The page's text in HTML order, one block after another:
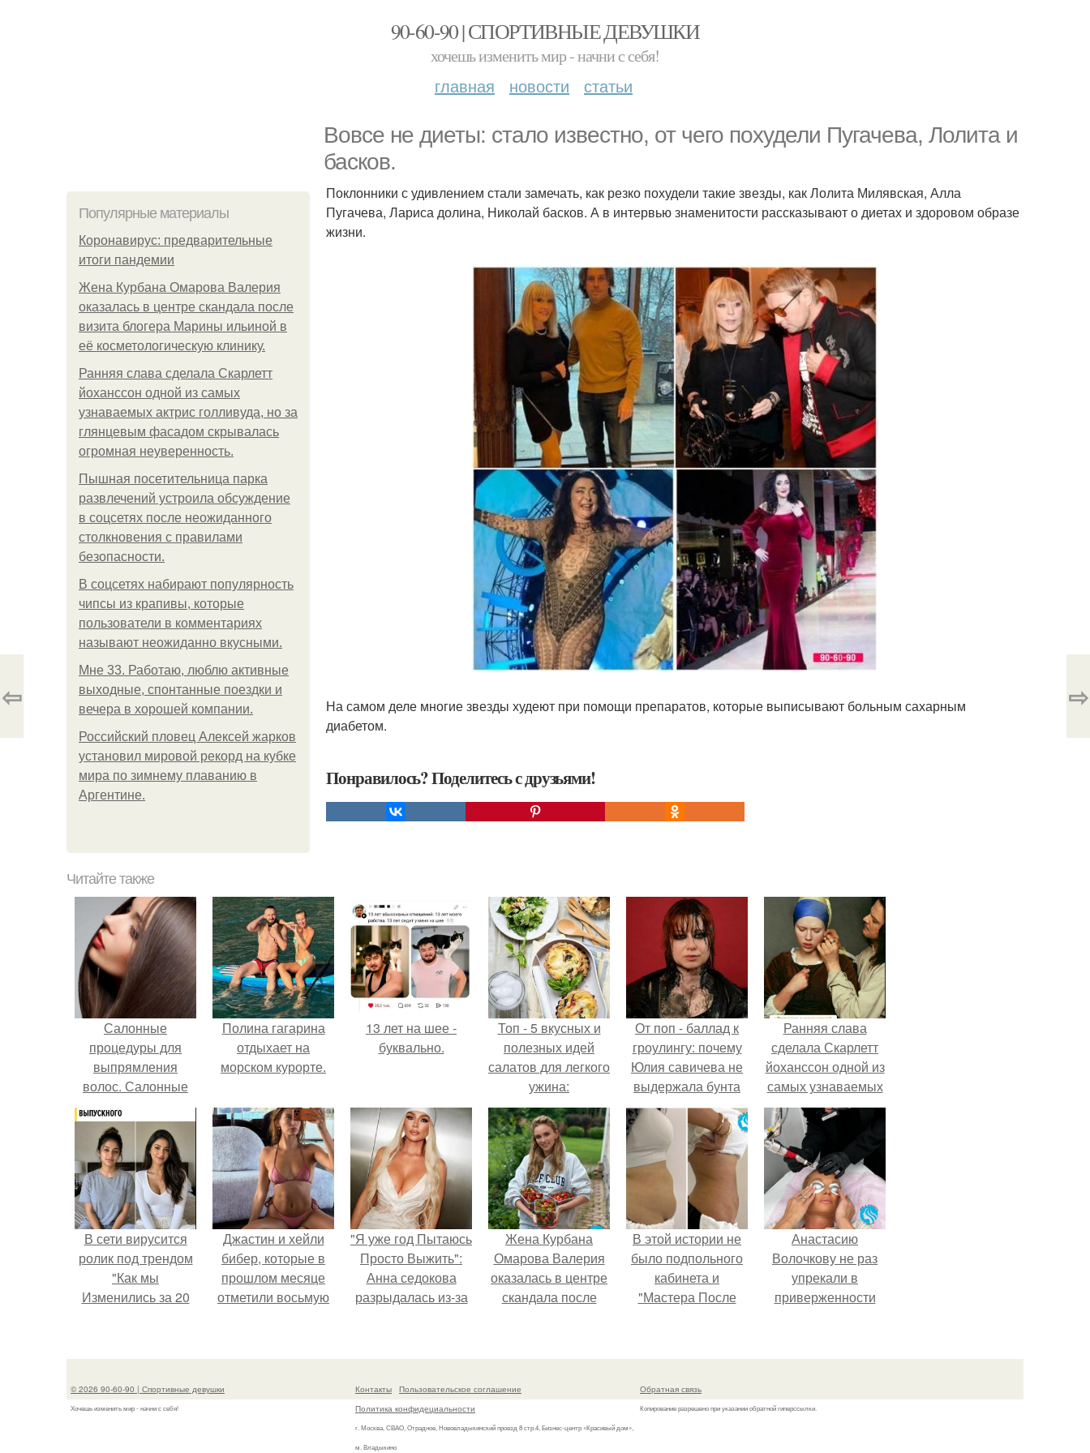
90-60-90 | СПОРТИВНЫЕ ДЕВУШКИ
хочешь изменить мир - начни с себя!
главная новости статьи
Вовсе не диеты: стало известно, от чего похудели Пугачева, Лолита и
басков.
Популярные материалы
Коронавирус: предварительные
итоги пандемии
Жена Курбана Омарова Валерия
оказалась в центре скандала после
визита блогера Марины ильиной в
её косметологическую клинику.
Ранняя слава сделала Скарлетт
йоханссон одной из самых
узнаваемых актрис голливуда, но за
глянцевым фасадом скрывалась
огромная неуверенность.
Пышная посетительница парка
развлечений устроила обсуждение
в соцсетях после неожиданного
столкновения с правилами
безопасности.
В соцсетях набирают популярность
чипсы из крапивы, которые
пользователи в комментариях
называют неожиданно вкусными.
Мне 33. Работаю, люблю активные
выходные, спонтанные поездки и
вечера в хорошей компании.
Российский пловец Алексей жарков
установил мировой рекорд на кубке
мира по зимнему плаванию в
Аргентине.
Поклонники с удивлением стали замечать, как резко похудели такие звезды, как Лолита Милявская, Алла
Пугачева, Лариса долина, Николай басков. А в интервью знаменитости рассказывают о диетах и здоровом образе
жизни.
На самом деле многие звезды худеют при помощи препаратов, которые выписывают больным сахарным
диабетом.
Понравилось? Поделитесь с друзьями!
⇦ ⇨
Читайте также
Салонные
процедуры для
выпрямления
волос. Салонные
методы
выпрямления
волос
Полина гагарина
отдыхает на
морском курорте.
13 лет на шее -
буквально.
Топ - 5 вкусных и
полезных идей
салатов для легкого
ужина:
От поп - баллад к
гроулингу: почему
Юлия савичева не
выдержала бунта
собственной
аудитории.
Ранняя слава
сделала Скарлетт
йоханссон одной из
самых узнаваемых
актрис голливуда,
но за глянцевым
фасадом
скрывалась
огромная
неуверенность.
В сети вирусится
ролик под трендом
"Как мы
Изменились за 20
Джастин и хейли
бибер, которые в
прошлом месяце
отметили восьмую
новые фото с
"Я уже год Пытаюсь
Просто Выжить":
Анна седокова
разрыдалась из-за
Жена Курбана
Омарова Валерия
оказалась в центре
скандала после
её
В этой истории не
было подпольного
кабинета и
"Мастера После
Анастасию
Волочкову не раз
упрекали в
приверженности
© 2026 90-60-90 | Спортивные девушки
Хочешь изменить мир - начни с себя!
Контакты
Пользовательское соглашение
Политика конфидециальности
г. Москва, СВАО, Отрадное, Нововладыкинский проезд 8 стр.4, Бизнес-центр «Красивый дом»,
м. Владыкино
Обратная связь
Копирование разрешено при указании обратной гиперссылки.